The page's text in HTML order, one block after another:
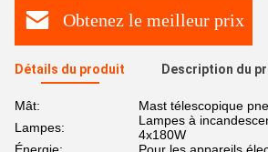
Obtenez le meilleur prix
Détails du produit Description du
Mât:
Mast télescopique
Lampes:
Lampes à
4x180W